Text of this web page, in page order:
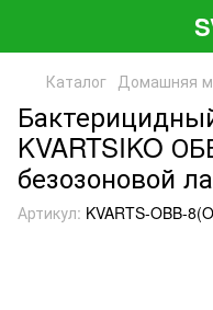
Каталог Домашняя
KVARTSIKO
безозоновой
Артикул: KVARTS-OBB-